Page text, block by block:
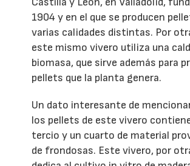
1904 y en el que se producen
varias calidades distintas. Por
este mismo vivero utiliza una
biomasa, que sirve además para
pellets que la planta genera.
Un dato interesante de
los pellets de este vivero
tercio y un cuarto de material
de frondosas. Este vivero, por